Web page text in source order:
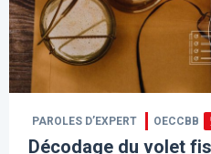
PAROLES D’EXPERT OECCBB
Décodage du volet